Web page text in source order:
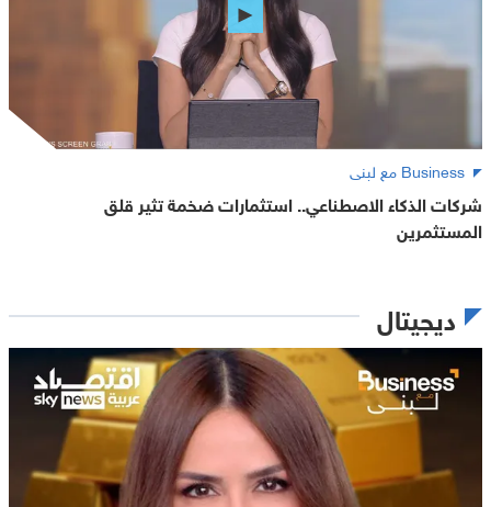
Business مع لبنى
شركات الذكاء الاصطناعي.. استثمارات ضخمة تثير قلق
المستثمرين
ديجيتال